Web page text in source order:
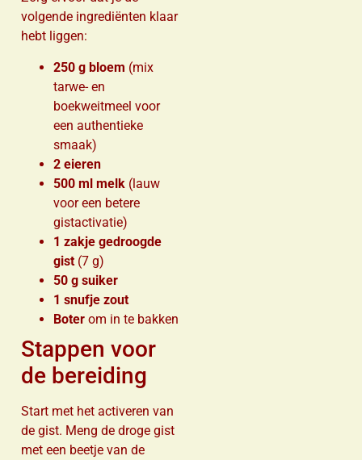
volgende ingrediënten klaar
hebt liggen:
250 g bloem (mix
tarwe- en
boekweitmeel voor
een authentieke
smaak)
2 eieren
500 ml melk (lauw
voor een betere
gistactivatie)
1 zakje gedroogde
gist (7 g)
50 g suiker
1 snufje zout
Boter om in te bakken
Stappen voor
de bereiding
Start met het activeren van
de gist. Meng de droge gist
met een beetje van de